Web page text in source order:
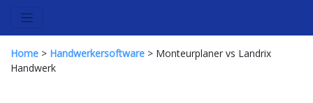
Home > Handwerkersoftware > Monteurplaner vs Landrix
Handwerk